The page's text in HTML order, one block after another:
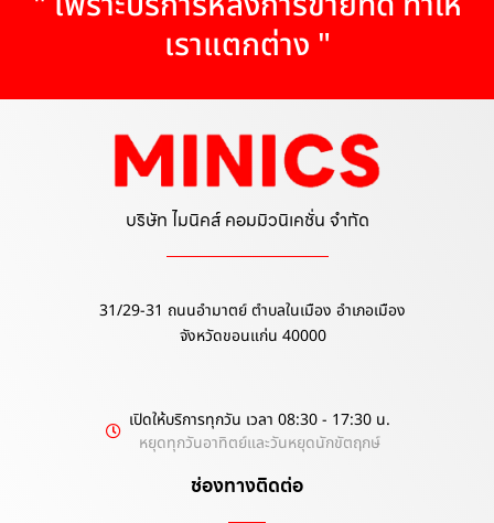
เราแตกต่าง "
บริษัท ไมนิคส์ คอมมิวนิเคชั่น จำกัด
31/29-31 ถนนอำมาตย์ ตำบลในเมือง อำเภอเมือง
จังหวัดขอนแก่น 40000
เปิดให้บริการทุกวัน เวลา 08:30 - 17:30 น.
หยุดทุกวันอาทิตย์และวันหยุดนักขัตฤกษ์
ช่องทางติดต่อ